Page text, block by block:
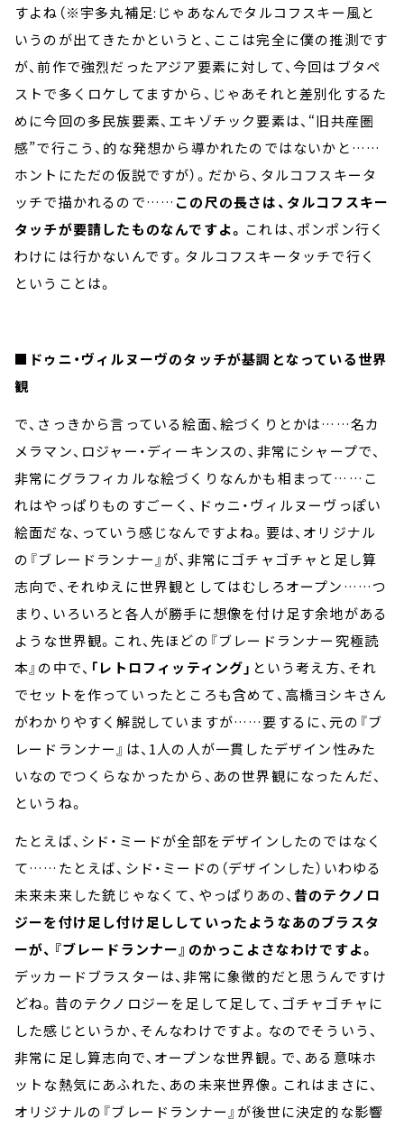
すよね（※宇多丸補足:じゃあなんでタルコフスキー風と
いうのが出てきたかというと、ここは完全に僕の推測です
が、前作で強烈だったアジア要素に対して、今回はブタペ
ストで多くロケしてますから、じゃあそれと差別化するた
めに今回の多民族要素、エキゾチック要素は、“旧共産圏
感”で行こう、的な発想から導かれたのではないかと……
ホントにただの仮説ですが）。だから、タルコフスキータ
ッチで描かれるので…… この尺の長さは、タルコフスキー
タッチが要請したものなんですよ。 これは、ポンポン行く
わけには行かないんです。タルコフスキータッチで行く
ということは。
■ドゥニ・ヴィルヌーヴのタッチが基調となっている世界
観
で、さっきから言っている絵面、絵づくりとかは……名カ
メラマン、ロジャー・ディーキンスの、非常にシャープで、
非常にグラフィカルな絵づくりなんかも相まって……こ
れはやっぱりものすごーく、ドゥニ・ヴィルヌーヴっぽい
絵面だな、っていう感じなんですよね。要は、オリジナル
の『ブレードランナー』が、非常にゴチャゴチャと足し算
志向で、それゆえに世界観としてはむしろオープン……つ
まり、いろいろと各人が勝手に想像を付け足す余地がある
ような世界観。これ、先ほどの『ブレードランナー究極読
本』の中で、 「レトロフィッティング」 という考え方、それ
でセットを作っていったところも含めて、高橋ヨシキさん
がわかりやすく解説していますが……要するに、元の『ブ
レードランナー』は、1人の人が一貫したデザイン性みた
いなのでつくらなかったから、あの世界観になったんだ、
というね。
たとえば、シド・ミードが全部をデザインしたのではなく
て……たとえば、シド・ミードの（デザインした）いわゆる
未来未来した銃じゃなくて、やっぱりあの、昔のテクノロ
ジーを付け足し付け足ししていったようなあのブラスタ
ーが、『ブレードランナー』のかっこよさなわけですよ。
デッカードブラスターは、非常に象徴的だと思うんですけ
どね。昔のテクノロジーを足して足して、ゴチャゴチャに
した感じというか、そんなわけですよ。なのでそういう、
非常に足し算志向で、オープンな世界観。で、ある意味ホ
ットな熱気にあふれた、あの未来世界像。これはまさに、
オリジナルの『ブレードランナー』が後世に決定的な影響